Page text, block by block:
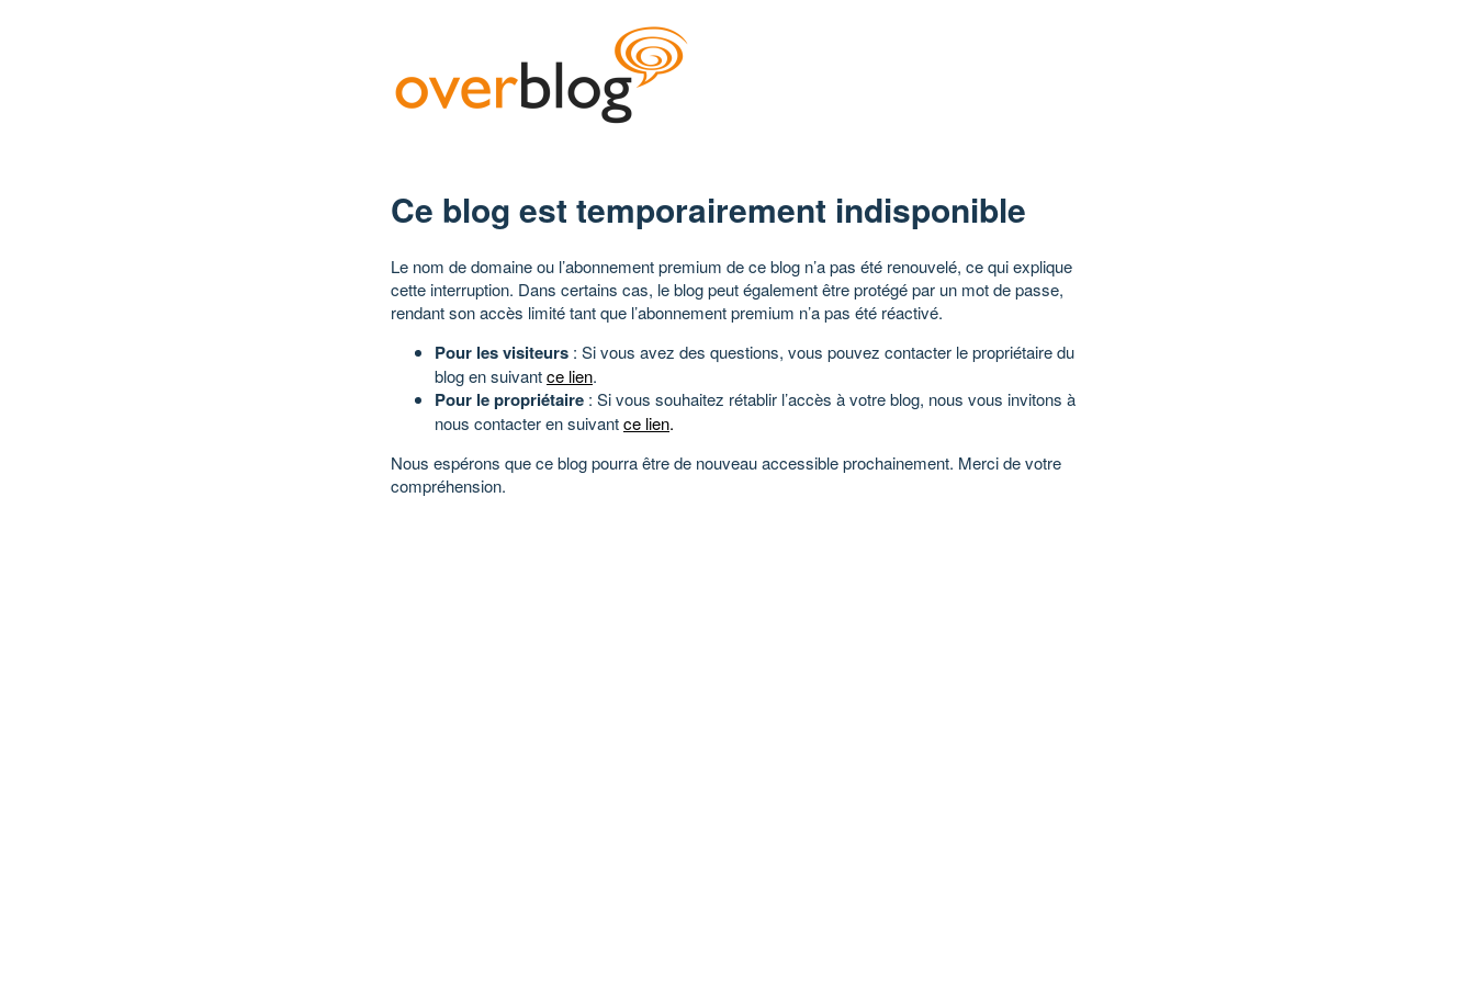
Ce blog est temporairement indisponible
Le nom de domaine ou l’abonnement premium de ce blog n’a pas été renouvelé, ce qui explique
cette interruption. Dans certains cas, le blog peut également être protégé par un mot de passe,
rendant son accès limité tant que l’abonnement premium n’a pas été réactivé.
Pour les visiteurs : Si vous avez des questions, vous pouvez contacter le propriétaire du
blog en suivantce lien.
Pour le propriétaire : Si vous souhaitez rétablir l’accès à votre blog, nous vous invitons à
nous contacter en suivantce lien.
Nous espérons que ce blog pourra être de nouveau accessible prochainement. Merci de votre
compréhension.